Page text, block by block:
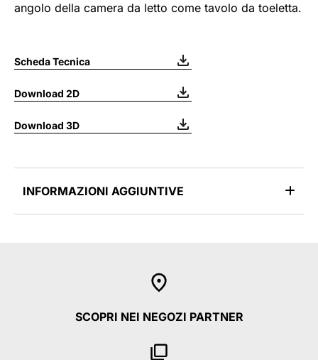
angolo della camera da letto come tavolo da toeletta.
Scheda Tecnica
Download 2D
Download 3D
INFORMAZIONI AGGIUNTIVE
SCOPRI NEI NEGOZI PARTNER